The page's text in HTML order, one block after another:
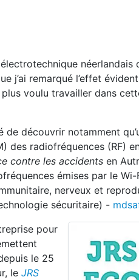
90 % moins de micro-
qui
électrotechnique
j’ai remarqué l’effet
plus voulu travailler dans
découvrir notamment
des radiofréquences (RF)
contre les accidents en
émises par le
nerveux et
sécuritaire) -
pour
le 25
le JRS